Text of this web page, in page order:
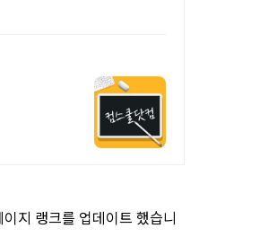
지 랭크를 업데이트 했습니